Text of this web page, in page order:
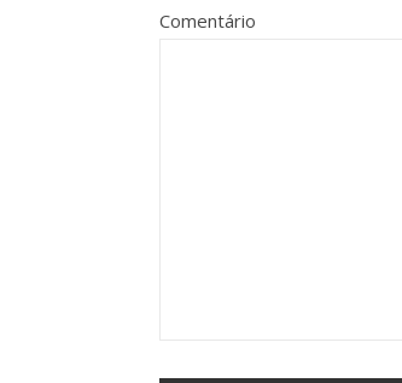
Comentário